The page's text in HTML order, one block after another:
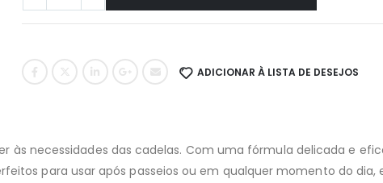
ADICIONAR À LISTA DE DESEJOS
necessidades das cadelas. Com uma fórmula delicada e
para usar após passeios ou em qualquer momento do dia,